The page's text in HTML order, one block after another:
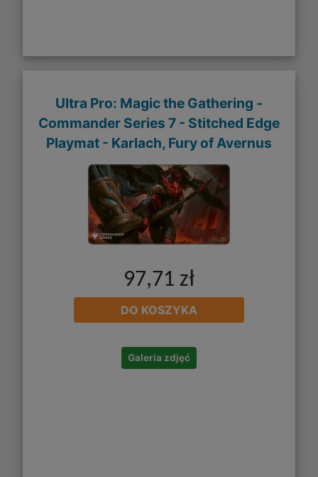
Ultra Pro: Magic the Gathering -
Commander Series 7 - Stitched Edge
Playmat - Karlach, Fury of Avernus
97,71 zł
DO KOSZYKA
Galeria zdjęć